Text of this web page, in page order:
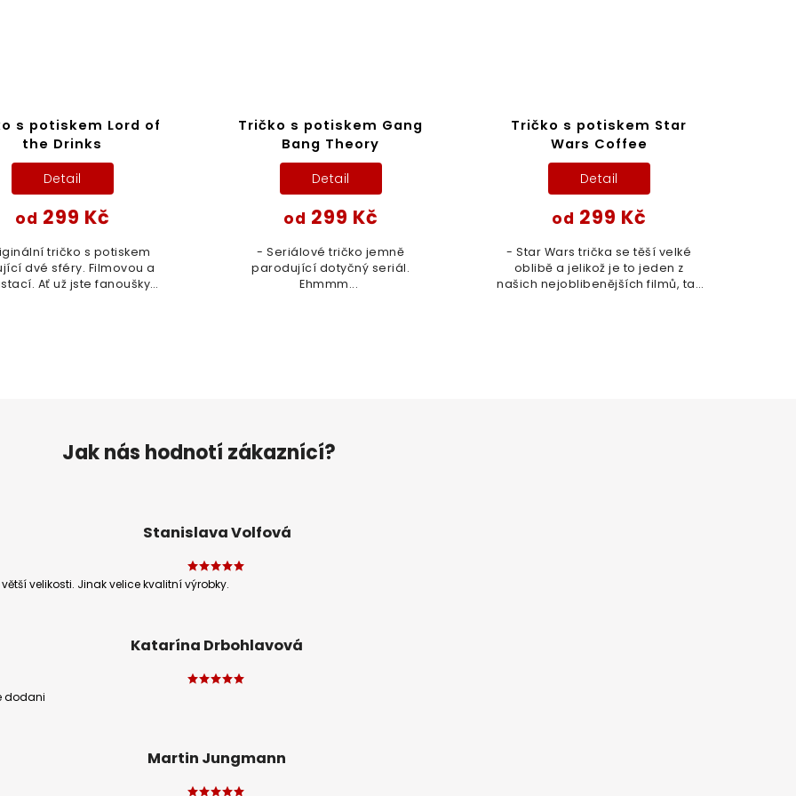
s potiskem Lord of
the Drinks
od 299 Kč
Detail
tričko s potiskem
dvé sféry. Filmovou a
Ať už jste fanoušky
Tričko s potiskem Gang
Bang Theory
od 299 Kč
Detail
- Seriálové tričko jemně
parodující dotyčný seriál.
Ehmmm...
Tričko s potiskem Star
Wars Coffee
od 299 Kč
Detail
- Star Wars trička se těší velké
oblibě a jelikož je to jeden z
našich nejoblibenějších filmů, tak
Jak nás hodnotí zákaznící?
Stanislava Volfová
velikosti. Jinak velice kvalitní výrobky.
Katarína Drbohlavová
dodani
Martin Jungmann